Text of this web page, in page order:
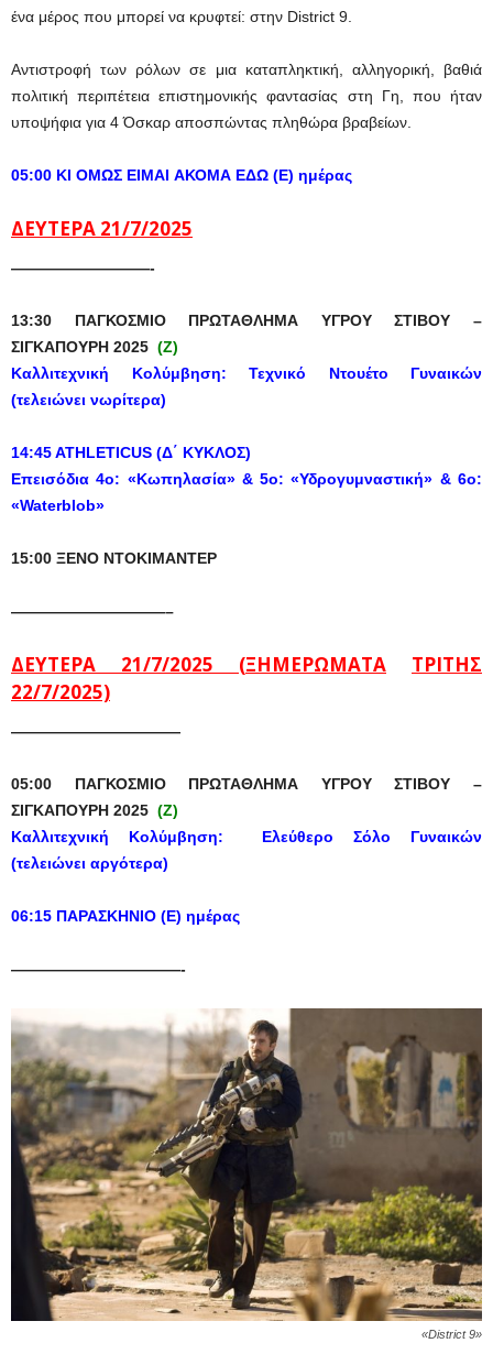
ένα μέρος που μπορεί να κρυφτεί: στην District 9.
Αντιστροφή των ρόλων σε μια καταπληκτική, αλληγορική, βαθιά
πολιτική περιπέτεια επιστημονικής φαντασίας στη Γη, που ήταν
υποψήφια για 4 Όσκαρ αποσπώντας πληθώρα βραβείων.
05:00 ΚΙ ΟΜΩΣ ΕΙΜΑΙ ΑΚΟΜΑ ΕΔΩ (Ε) ημέρας
ΔΕΥΤΕΡΑ 21/7/2025
—————————-
13:30 ΠΑΓΚΟΣΜΙΟ ΠΡΩΤΑΘΛΗΜΑ ΥΓΡΟΥ ΣΤΙΒΟΥ –
ΣΙΓΚΑΠΟΥΡΗ 2025 (Z)
Καλλιτεχνική
Κολύμβηση: Τεχνικό Ντουέτο Γυναικών
(τελειώνει νωρίτερα)
14:45ATHLETICUS (Δ΄ ΚΥΚΛΟΣ)
Επεισόδια 4ο: «Κωπηλασία» & 5ο: «Υδρογυμναστική» & 6ο:
«Waterblob»
15:00 ΞΕΝΟ ΝΤΟΚΙΜΑΝΤΕΡ
——————————–
ΔΕΥΤΕΡΑ 21/7/2025 (ΞΗΜΕΡΩΜΑΤΑ
ΤΡΙΤΗΣ
22/7/2025)
———————————
05:00 ΠΑΓΚΟΣΜΙΟ ΠΡΩΤΑΘΛΗΜΑ ΥΓΡΟΥ ΣΤΙΒΟΥ –
ΣΙΓΚΑΠΟΥΡΗ 2025 (Z)
Καλλιτεχνική
Κολύμβηση: Ελεύθερο Σόλο Γυναικών
(τελειώνει αργότερα)
06:15 ΠΑΡΑΣΚΗΝΙΟ (Ε) ημέρας
———————————-
«District 9»